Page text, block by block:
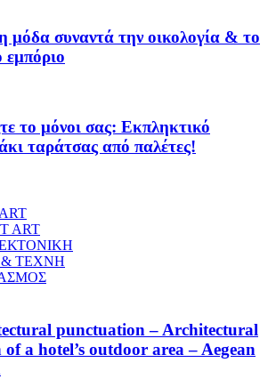
μόδα συναντά την οικολογία & το
εμπόριο
το μόνοι σας: Εκπληκτικό
ταράτσας από παλέτες!
ART
ΤΕΧΝΗ
punctuation – Architectural
of a hotel’s outdoor area – Aegean